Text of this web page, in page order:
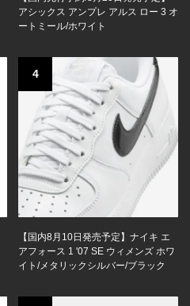
アシックス アンプレ アルス ロー 3 オ
ートミール/ホワイト
4
【国内8月10日発売予定】ナイキ エ
アフォース 1 '07 SE ウィメンズ ホワ
イト/メタリックシルバー/ブラック